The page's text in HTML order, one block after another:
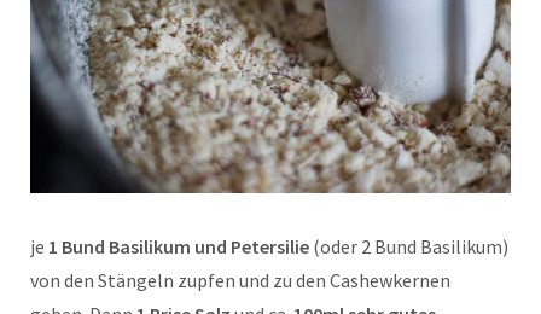
je 1 Bund Basilikum und Petersilie (oder 2 Bund Basilikum)
von den Stängeln zupfen und zu den Cashewkernen